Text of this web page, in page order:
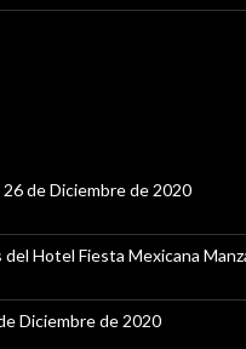
de Diciembre de 2020
Hotel Fiesta Mexicana
Diciembre de 2020